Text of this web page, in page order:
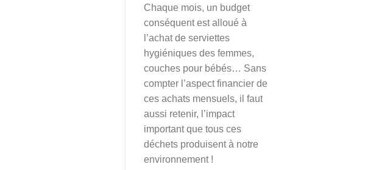
Chaque mois, un budget
conséquent est alloué à
l’achat de serviettes
hygiéniques des femmes,
couches pour bébés… Sans
compter l’aspect financier de
ces achats mensuels, il faut
aussi retenir, l’impact
important que tous ces
déchets produisent à notre
environnement !